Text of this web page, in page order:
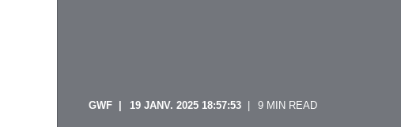
GWF 19 JANV. 2025 18:57:53 9 MIN READ